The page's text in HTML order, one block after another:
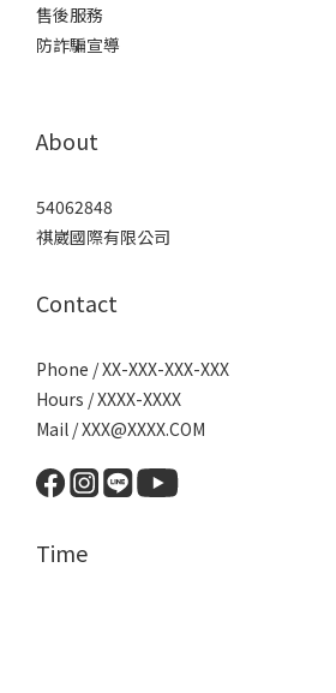
售後服務
防詐騙宣導
About
54062848
祺崴國際有限公司
Contact
Phone / XX-XXX-XXX-XXX
Hours / XXXX-XXXX
Mail / XXX@XXXX.COM
Time